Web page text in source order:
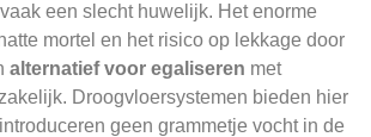
een slecht huwelijk. Het enorme
mortel en het risico op lekkage door
alternatief voor egaliseren met
Droogvloersystemen bieden hier
geen grammetje vocht in de